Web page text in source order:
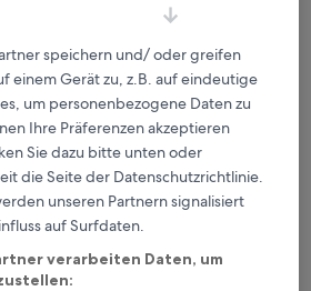
für jede
Übernachtung
Preisen für Mitglieder
für diese Daten
Morgen
speichern und/ oder greifen
einem Gerät zu, z.B. auf eindeutige
um personenbezogene Daten zu
Ihre Präferenzen akzeptieren
Sie dazu bitte unten oder
die Seite der Datenschutzrichtlinie.
unseren Partnern signalisiert
auf Surfdaten.
verarbeiten Daten, um